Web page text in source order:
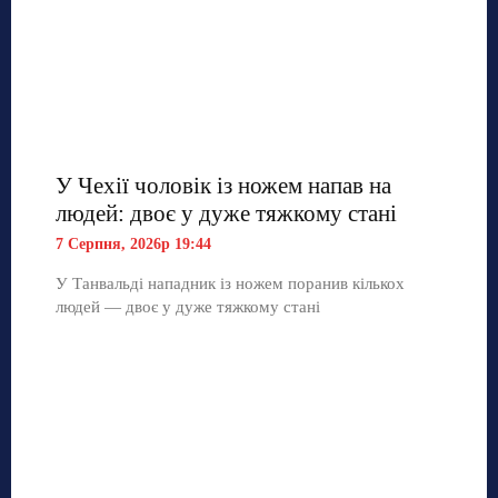
У Чехії чоловік із ножем напав на
людей: двоє у дуже тяжкому стані
7 Серпня, 2026р 19:44
У Танвальді нападник із ножем поранив кількох
людей — двоє у дуже тяжкому стані